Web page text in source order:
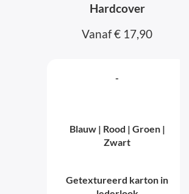
Hardcover
Vanaf € 17,90
-
Blauw | Rood | Groen |
Zwart
Getextureerd karton in